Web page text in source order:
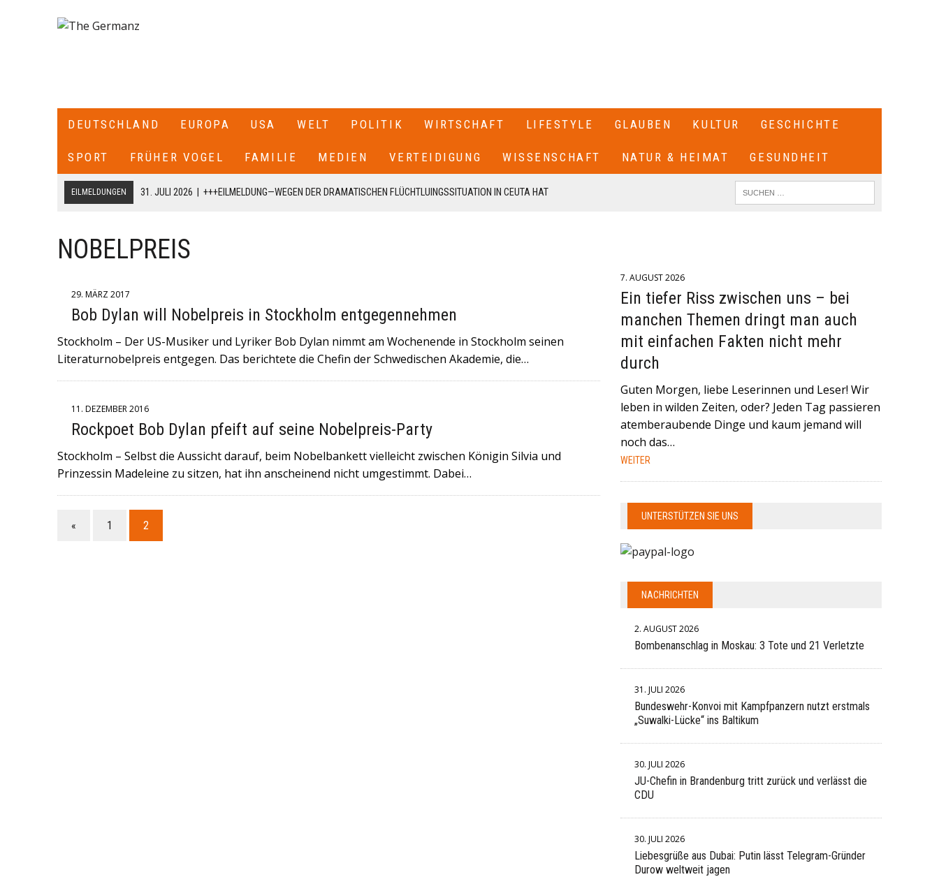
DEUTSCHLAND EUROPA USA WELT POLITIK WIRTSCHAFT LIFESTYLE GLAUBEN KULTUR GESCHICHTE
SPORT FRÜHER VOGEL FAMILIE MEDIEN VERTEIDIGUNG WISSENSCHAFT NATUR & HEIMAT GESUNDHEIT
EILMELDUNGEN 31. JULI 2026
+++EILMELDUNG—WEGEN DER DRAMATISCHEN FLÜCHTLUINGSSITUATION IN CEUTA HAT
18. JULI 2026
+++CDU/CSU-FRAKTIONSCHEF JENS SPAHN HAT SEINEN RÜCKTRITT ERKLÄRT+++ .IN EINEM BRIEF AN DIE
FRAKTION SCHREIBT ER: „ICH HABE DIE PARTEIVORSITZENDEN VON CDU UND CSU, FRIEDRICH MERZ UND MARKUS SÖDER,
CDU/CSU-BUNDESTAGSFRAKTION ZURÜCKTRETE.+++
FULMINANTE WM-SIEGE EINGEFAHREN UND TREFFEN AM SAMSTAG IN MIAMI ZUM VIERTELFINALE AUFEINANDER+++
16. MAI 2026
+++IN DER NORDITALIENISCHEN STADT MODENA IST EIN MANN MIT EINEM AUTO IN EINE MENSCHENMENGE
NOBELPREIS
29. MÄRZ 2017
Bob Dylan will Nobelpreis in Stockholm entgegennehmen
Stockholm – Der US-Musiker und Lyriker Bob Dylan nimmt am Wochenende in Stockholm seinen
Literaturnobelpreis entgegen. Das berichtete die Chefin der Schwedischen Akademie, die…
11. DEZEMBER 2016
Rockpoet Bob Dylan pfeift auf seine Nobelpreis-Party
Stockholm – Selbst die Aussicht darauf, beim Nobelbankett vielleicht zwischen Königin Silvia und
Prinzessin Madeleine zu sitzen, hat ihn anscheinend nicht umgestimmt. Dabei…
« 1 2
7. AUGUST 2026
Ein tiefer Riss zwischen uns – bei
manchen Themen dringt man auch
mit einfachen Fakten nicht mehr
durch
Guten Morgen, liebe Leserinnen und Leser! Wir
leben in wilden Zeiten, oder? Jeden Tag passieren
atemberaubende Dinge und kaum jemand will
noch das…
WEITER
UNTERSTÜTZEN SIE UNS
NACHRICHTEN
2. AUGUST 2026
Bombenanschlag in Moskau: 3 Tote und 21 Verletzte
31. JULI 2026
Bundeswehr-Konvoi mit Kampfpanzern nutzt erstmals
„Suwalki-Lücke“ ins Baltikum
30. JULI 2026
JU-Chefin in Brandenburg tritt zurück und verlässt die
CDU
30. JULI 2026
Liebesgrüße aus Dubai: Putin lässt Telegram-Gründer
Durow weltweit jagen